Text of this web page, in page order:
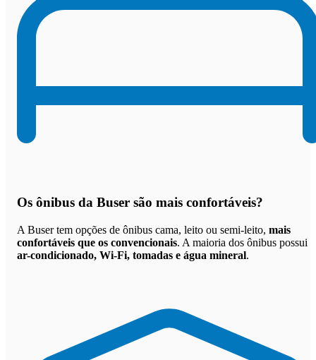
Os ônibus da Buser são mais confortáveis?
A Buser tem opções de ônibus cama, leito ou semi-leito, mais
confortáveis que os convencionais. A maioria dos ônibus possui
ar-condicionado, Wi-Fi, tomadas e água mineral.